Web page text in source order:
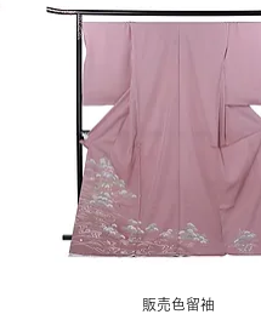
販売色留袖